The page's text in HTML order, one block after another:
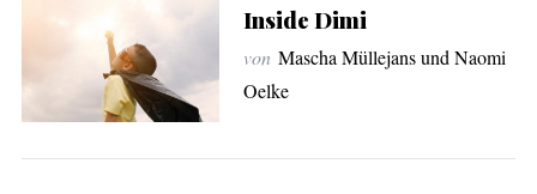
Inside Dimi
von Mascha Müllejans und Naomi
Oelke